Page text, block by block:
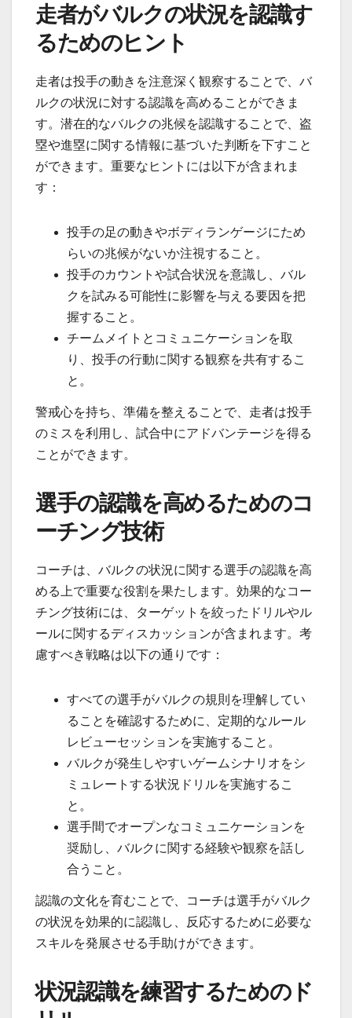
走者がバルクの状況を認識す
るためのヒント
走者は投手の動きを注意深く観察することで、バ
ルクの状況に対する認識を高めることができま
す。潜在的なバルクの兆候を認識することで、盗
塁や進塁に関する情報に基づいた判断を下すこと
ができます。重要なヒントには以下が含まれま
す：
投手の足の動きやボディランゲージにため
らいの兆候がないか注視すること。
投手のカウントや試合状況を意識し、バル
クを試みる可能性に影響を与える要因を把
握すること。
チームメイトとコミュニケーションを取
り、投手の行動に関する観察を共有するこ
と。
警戒心を持ち、準備を整えることで、走者は投手
のミスを利用し、試合中にアドバンテージを得る
ことができます。
選手の認識を高めるためのコ
ーチング技術
コーチは、バルクの状況に関する選手の認識を高
める上で重要な役割を果たします。効果的なコー
チング技術には、ターゲットを絞ったドリルやル
ールに関するディスカッションが含まれます。考
慮すべき戦略は以下の通りです：
すべての選手がバルクの規則を理解してい
ることを確認するために、定期的なルール
レビューセッションを実施すること。
バルクが発生しやすいゲームシナリオをシ
ミュレートする状況ドリルを実施するこ
と。
選手間でオープンなコミュニケーションを
奨励し、バルクに関する経験や観察を話し
合うこと。
認識の文化を育むことで、コーチは選手がバルク
の状況を効果的に認識し、反応するために必要な
スキルを発展させる手助けができます。
状況認識を練習するためのド